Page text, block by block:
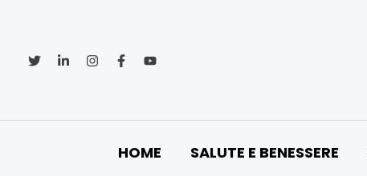
contenuto
HOME SALUTE E BENESSERE